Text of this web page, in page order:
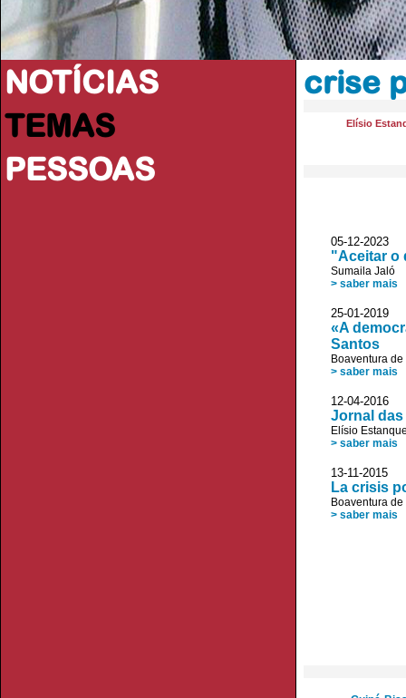
NOTÍCIAS
TEMAS
PESSOAS
crise
Elísio
05-12-
"Aceitar o
Sumaila Jaló
> saber mais
25-01-
«A
Santos
Boaventura
> saber mais
12-04-
Jornal das
Elísio
> saber mais
13-11-2015
La crisis
Boaventura
> saber mais